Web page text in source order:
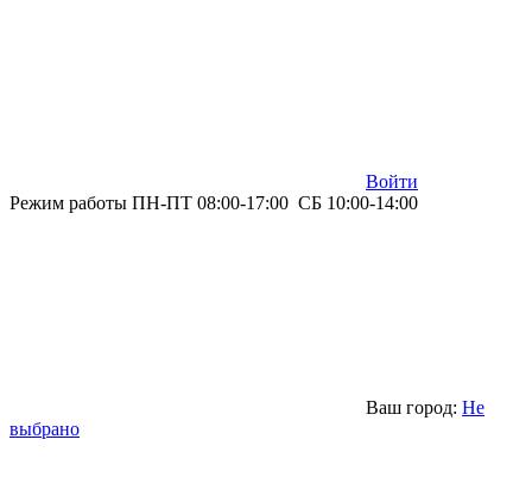
Войти
Режим работы ПН-ПТ 08:00-17:00 СБ 10:00-14:00
Ваш город: Не
выбрано